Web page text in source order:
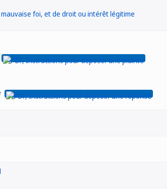
foi, et de droit ou intérêt légitime